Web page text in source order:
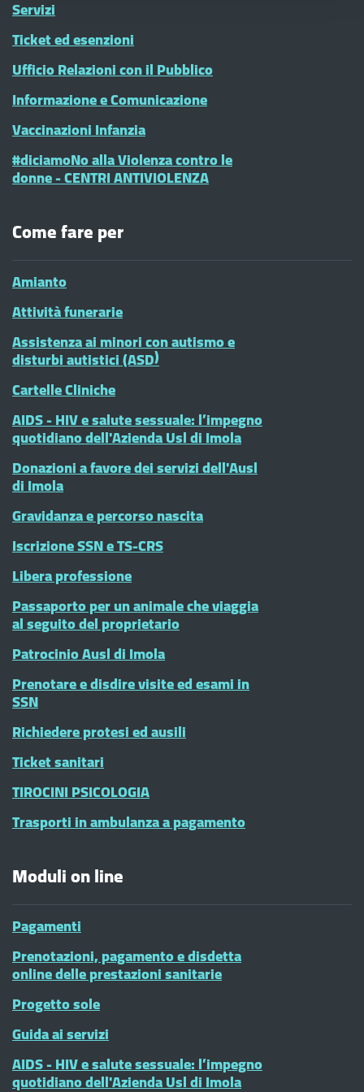
Servizi
Ticket ed esenzioni
Ufficio Relazioni con il Pubblico
Informazione e Comunicazione
Vaccinazioni Infanzia
#diciamoNo alla Violenza contro le
donne - CENTRI ANTIVIOLENZA
Come fare per
Amianto
Attività funerarie
Assistenza ai minori con autismo e
disturbi autistici (ASD)
Cartelle Cliniche
AIDS - HIV e salute sessuale: l’impegno
quotidiano dell'Azienda Usl di Imola
Donazioni a favore dei servizi dell'Ausl
di Imola
Gravidanza e percorso nascita
Iscrizione SSN e TS-CRS
Libera professione
Passaporto per un animale che viaggia
al seguito del proprietario
Patrocinio Ausl di Imola
Prenotare e disdire visite ed esami in
SSN
Richiedere protesi ed ausili
Ticket sanitari
TIROCINI PSICOLOGIA
Trasporti in ambulanza a pagamento
Moduli on line
Pagamenti
Prenotazioni, pagamento e disdetta
online delle prestazioni sanitarie
Progetto sole
Guida ai servizi
AIDS - HIV e salute sessuale: l’impegno
quotidiano dell'Azienda Usl di Imola